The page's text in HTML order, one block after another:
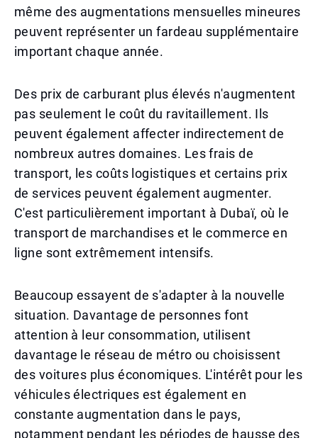
même des augmentations mensuelles mineures
peuvent représenter un fardeau supplémentaire
important chaque année.
Des prix de carburant plus élevés n'augmentent
pas seulement le coût du ravitaillement. Ils
peuvent également affecter indirectement de
nombreux autres domaines. Les frais de
transport, les coûts logistiques et certains prix
de services peuvent également augmenter.
C'est particulièrement important à Dubaï, où le
transport de marchandises et le commerce en
ligne sont extrêmement intensifs.
Beaucoup essayent de s'adapter à la nouvelle
situation. Davantage de personnes font
attention à leur consommation, utilisent
davantage le réseau de métro ou choisissent
des voitures plus économiques. L'intérêt pour les
véhicules électriques est également en
constante augmentation dans le pays,
notamment pendant les périodes de hausse des